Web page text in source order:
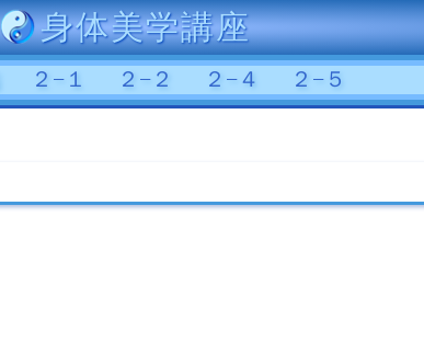
身体美学講座
２−１ ２−２ ２−４ ２−５